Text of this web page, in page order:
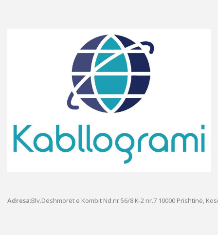
Adresa:Blv.Dëshmorët e Kombit Nd.nr.56/8 K-2 nr.7 10000 Prishtinë,